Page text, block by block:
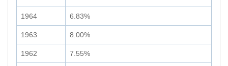
1964 6.83%
1963 8.00%
1962 7.55%